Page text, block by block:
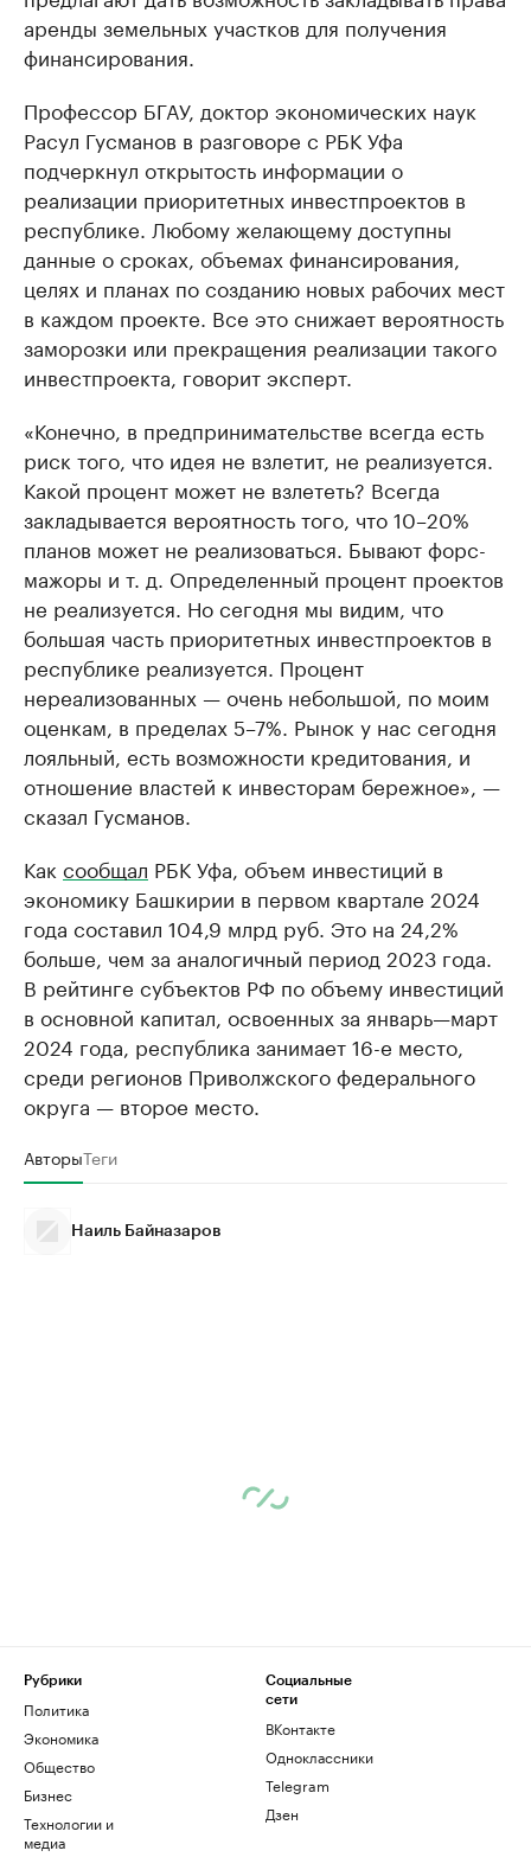
аренды земельных участков для получения
финансирования.
Профессор БГАУ, доктор экономических наук
Расул Гусманов в разговоре с РБК Уфа
подчеркнул открытость информации о
реализации приоритетных инвестпроектов в
республике. Любому желающему доступны
данные о сроках, объемах финансирования,
целях и планах по созданию новых рабочих мест
в каждом проекте. Все это снижает вероятность
заморозки или прекращения реализации такого
инвестпроекта, говорит эксперт.
«Конечно, в предпринимательстве всегда есть
риск того, что идея не взлетит, не реализуется.
Какой процент может не взлететь? Всегда
закладывается вероятность того, что 10–20%
планов может не реализоваться. Бывают форс-
мажоры и т. д. Определенный процент проектов
не реализуется. Но сегодня мы видим, что
большая часть приоритетных инвестпроектов в
республике реализуется. Процент
нереализованных — очень небольшой, по моим
оценкам, в пределах 5–7%. Рынок у нас сегодня
лояльный, есть возможности кредитования, и
отношение властей к инвесторам бережное», —
сказал Гусманов.
Как сообщал РБК Уфа, объем инвестиций в
экономику Башкирии в первом квартале 2024
года составил 104,9 млрд руб. Это на 24,2%
больше, чем за аналогичный период 2023 года.
В рейтинге субъектов РФ по объему инвестиций
в основной капитал, освоенных за январь—март
2024 года, республика занимает 16-е место,
среди регионов Приволжского федерального
округа — второе место.
АвторыТеги
Наиль Байназаров
Рубрики
Политика
Экономика
Общество
Бизнес
Технологии и
медиа
Социальные
сети
ВКонтакте
Одноклассники
Telegram
Дзен